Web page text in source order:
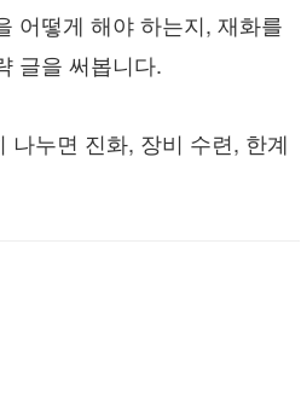
어떻게 해야 하는지, 재화를
글을 써봅니다.
나누면 진화, 장비 수련, 한계